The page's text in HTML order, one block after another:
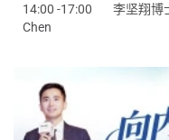
14:00 -17:00
李坚翔博
Chen